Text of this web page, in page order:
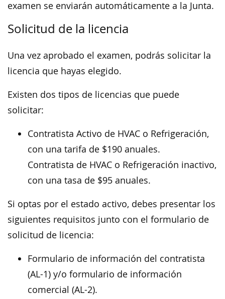
examen se enviarán automáticamente a la Junta.
Solicitud de la licencia
Una vez aprobado el examen, podrás solicitar la
licencia que hayas elegido.
Existen dos tipos de licencias que puede
solicitar:
Contratista Activo de HVAC o Refrigeración,
con una tarifa de $190 anuales.
Contratista de HVAC o Refrigeración inactivo,
con una tasa de $95 anuales.
Si optas por el estado activo, debes presentar los
siguientes requisitos junto con el formulario de
solicitud de licencia:
Formulario de información del contratista
(AL-1) y/o formulario de información
comercial (AL-2).